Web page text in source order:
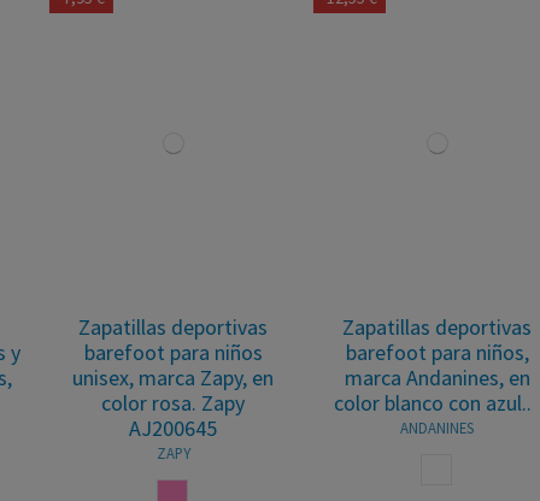
Zapatillas deportivas
barefoot para niños,
marca Andanines, en
color blanco con azul....
ANDANINES
Zapatillas barefoot para
niños, marca Munich, en
color caqui. Munich Baby
Koda W29
MUNICH